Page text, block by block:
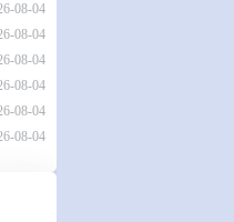
州求信 VS 顺德新青年 全场录像
08-04
东客家青年 VS 广州英华思力U17
08-04
塘控股 VS 茂名市点都得 全场录像
08-04
州蜀地红 VS 广州戴拿模 全场录像
08-04
东凤铝 VS 湛江八部科技 全场录像
08-04
水乐民兴健力宝 VS 中国澳门澳
08-04